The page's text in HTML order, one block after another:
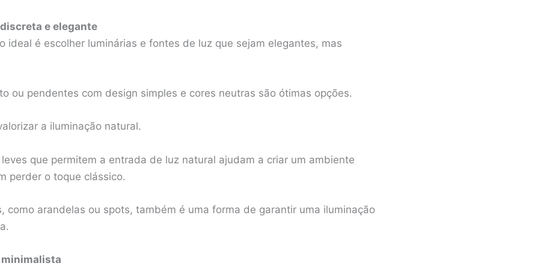
e elegante
ideal é escolher luminárias e fontes de luz que sejam elegantes, mas
ou pendentes com design simples e cores neutras são ótimas opções.
a iluminação natural.
que permitem a entrada de luz natural ajudam a criar um ambiente
perder o toque clássico.
como arandelas ou spots, também é uma forma de garantir uma iluminação
minimalista